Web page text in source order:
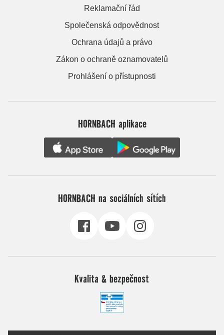
Reklamační řád
Společenská odpovědnost
Ochrana údajů a právo
Zákon o ochraně oznamovatelů
Prohlášení o přístupnosti
HORNBACH aplikace
HORNBACH na sociálních sítích
Kvalita & bezpečnost